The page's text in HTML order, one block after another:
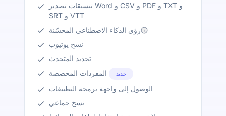
تنسيقات تصدير Word و CSV و PDF و TXT و
SRT و VTT
رؤى الذكاء الاصطناعي المحسّنة
نسخ يوتيوب
تحديد المتحدث
المفردات المخصصة
جديد
الوصول إلى واجهة برمجة التطبيقات
نسخ جماعي